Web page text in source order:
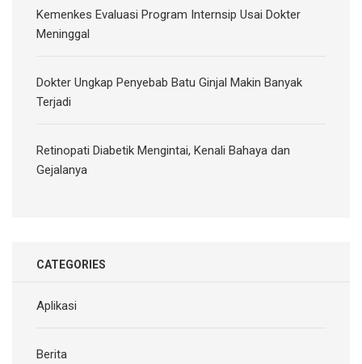
Kemenkes Evaluasi Program Internsip Usai Dokter
Meninggal
Dokter Ungkap Penyebab Batu Ginjal Makin Banyak
Terjadi
Retinopati Diabetik Mengintai, Kenali Bahaya dan
Gejalanya
CATEGORIES
Aplikasi
Berita